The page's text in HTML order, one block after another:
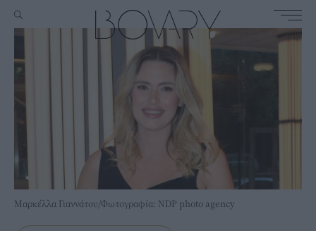
Μαρκέλλα Γιαννάτου/Φωτογραφία: NDP photo agency